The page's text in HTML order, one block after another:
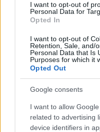
I want to opt-out of
Personal Data for
Opted In
I want to opt-out of
Retention, Sale, and/
Personal Data that Is
Purposes for which it
Opted Out
Google consents
I want to allow
related to advertising
device identifiers in
Minden sikeresen
működő
indításához szükséged
az üzleti e-mail cím
e-mail cím. Az
keresztül fogják tudni
vásárlók, ha bármi
fel. Ezenfelül le kell
visszaáru-
legyenek a termék
időt megspórolva az